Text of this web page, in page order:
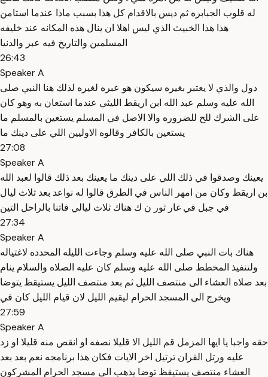
له قلوب الجبابره ثم ديس بالاقدام كل هذا بسبب ماذا عندما استامن
هذا هذا الخبيث الذي ليس اهلا ان ينال هذه المكانه عند خليفه
المسلمين والتاريخ فيه عبر والدنيا
26:43
Speaker A
دول والذي لا يعتبر بغيره سيكون هو عبره لغيره لذلك هنا النبي صلى
الله عليه وسلم عبد الله ابن اريقط الليثي عندما استعان به وهو كان
على الشرك للح للضروره والا الاصل في المسلم يستعين بالمسلم ما
يستعين بالكافر وقالوه الاوليين اللي على دينك ما
27:08
Speaker A
يعينك وصدقوا في ذلك اللي على دينك ما يعينك بعد ذلك قالوا لعبد الله
بن اريقط وكان من امهر الناس في الطرق قالوا له نواعد بعد ثلاث ليال
في جبل في غار ثور ن ك هناك ثلاث ليالي فاتنا بالراحل التين
27:34
Speaker A
هناك بات النبي صلى الله عليه وسلم وجاءت الليله المحدده لاغتياله
ولتنفيذ المخطط صلى الله عليه وسلم كان عليه الصلاه والسلام ينام
بعد صلاه العشاء الى منتصف الليل ثم بعد منتصف الليل يستيقظ يتوضا
ويخرج الى المسجد الحرام ليقيم الليل لان قيام الليل كان في
27:59
Speaker A
حقه واجبا يا ايها المزمل قم الليل الا قليلا نصفه او انقص منه قليلا او زد
عليه ورتل القران ترتيل اخر الايات فكان هذا برنامجه نعم بعد بعد
العشاء منتصف يستيقظ توضا يذهب الى مسجد الحرام المشركون